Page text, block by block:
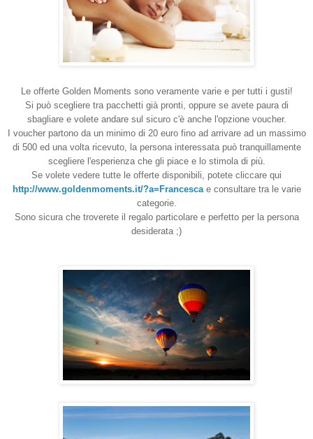
Le offerte Golden Moments sono veramente varie e per tutti i gusti!
Si può scegliere tra pacchetti già pronti, oppure se avete paura di
sbagliare e volete andare sul sicuro c'è anche l'opzione voucher.
I voucher partono da un minimo di 20 euro fino ad arrivare ad un massimo
di 500 ed una volta ricevuto, la persona interessata può tranquillamente
scegliere l'esperienza che gli piace e lo stimola di più.
Se volete vedere tutte le offerte disponibili, potete cliccare qui
http://www.goldenmoments.it/?a=Francescae consultare tra le varie
categorie.
Sono sicura che troverete il regalo particolare e perfetto per la persona
desiderata ;)